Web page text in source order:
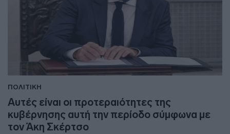
ΠΟΛΙΤΙΚΗ
Αυτές είναι οι προτεραιότητες της
κυβέρνησης αυτή την περίοδο σύμφωνα με
τον Άκη Σκέρτσο